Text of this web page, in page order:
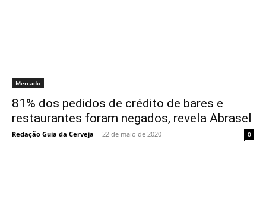
Mercado
81% dos pedidos de crédito de bares e
restaurantes foram negados, revela Abrasel
Redação Guia da Cerveja - 22 de maio de 2020 0